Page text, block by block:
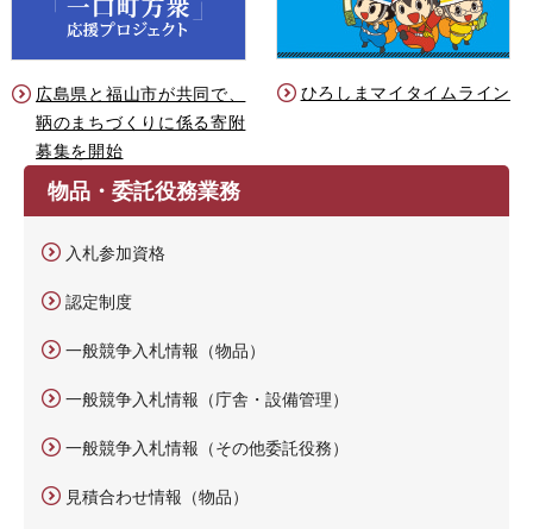
広島県と福山市が共同で、
鞆のまちづくりに係る寄附
募集を開始
ひろしまマイタイムライン
物品・委託役務業務
入札参加資格
認定制度
一般競争入札情報（物品）
一般競争入札情報（庁舎・設備管理）
一般競争入札情報（その他委託役務）
見積合わせ情報（物品）